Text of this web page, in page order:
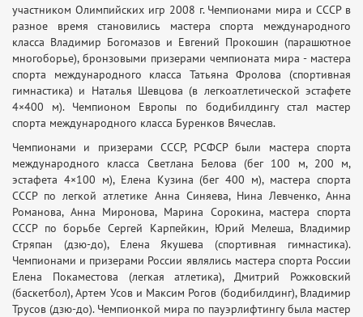
участником Олимпийских игр 2008 г. Чемпионами мира и СССР в
разное время становились мастера спорта международного
класса Владимир Богомазов и Евгений Прокошин (парашютное
многоборье), бронзовыми призерами чемпионата мира - мастера
спорта международного класса Татьяна Фролова (спортивная
гимнастика) и Наталья Шевцова (в легкоатлетической эстафете
4×400 м). Чемпионом Европы по бодибилдингу стал мастер
спорта международного класса Буренков Вячеслав.
Чемпионами и призерами СССР, РСФСР были мастера спорта
международного класса Светлана Белова (бег 100 м, 200 м,
эстафета 4×100 м), Елена Кузина (бег 400 м), мастера спорта
СССР по легкой атлетике Анна Синяева, Нина Левченко, Анна
Романова, Анна Миронова, Марина Сорокина, мастера спорта
СССР по борьбе Сергей Карпейкин, Юрий Мелеша, Владимир
Стряпан (дзю-до), Елена Якушева (спортивная гимнастика).
Чемпионами и призерами России являлись мастера спорта России
Елена Покаместова (легкая атлетика), Дмитрий Рожковский
(баскетбол), Артем Усов и Максим Рогов (бодибилдинг), Владимир
Трусов (дзю-до). Чемпионкой мира по пауэрлифтингу была мастер